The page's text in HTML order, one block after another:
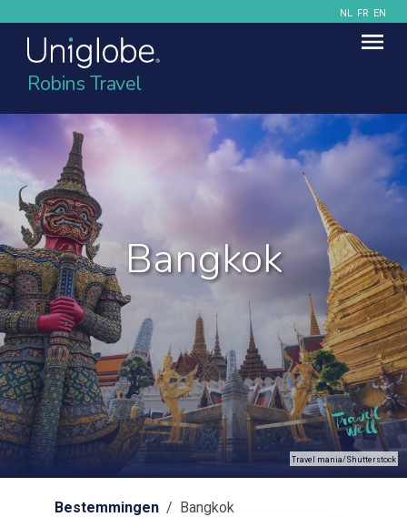
NL FR EN
Robins Travel
Bangkok
Travel mania/Shutterstock
Bestemmingen / Bangkok